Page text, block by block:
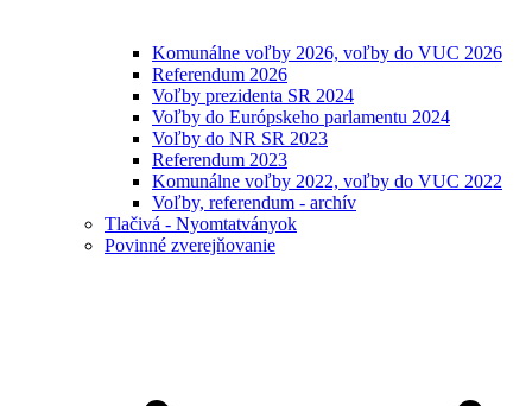
Komunálne voľby 2026, voľby do VUC 2026
Referendum 2026
Voľby prezidenta SR 2024
Voľby do Európskeho parlamentu 2024
Voľby do NR SR 2023
Referendum 2023
Komunálne voľby 2022, voľby do VUC 2022
Voľby, referendum - archív
Tlačivá - Nyomtatványok
Povinné zverejňovanie